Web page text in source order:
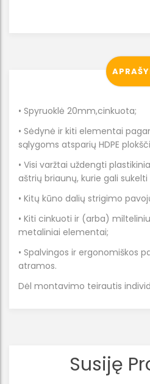
• Spyruoklė 20mm,cinkuota;
• Sėdynė ir kiti elementai
sąlygoms atsparių HDPE
• Visi varžtai uždengti
aštrių briaunų, kurie gali
• Kitų kūno dalių strigimo
• Kiti cinkuoti ir (arba)
metaliniai elementai;
• Spalvingos ir ergonomiškos
atramos.
Dėl montavimo teirautis
Susiję